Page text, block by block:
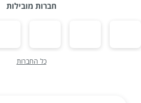
חברות מובילות
כל החברות